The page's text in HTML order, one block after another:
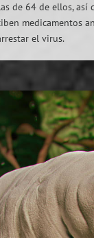
de 64 de ellos, así
medicamentos
el virus.